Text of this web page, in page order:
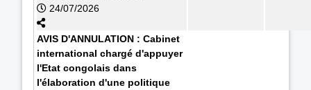
24/07/2026
AVIS D'ANNULATION : Cabinet
international chargé d'appuyer
l'Etat congolais dans
l'élaboration d'une politique